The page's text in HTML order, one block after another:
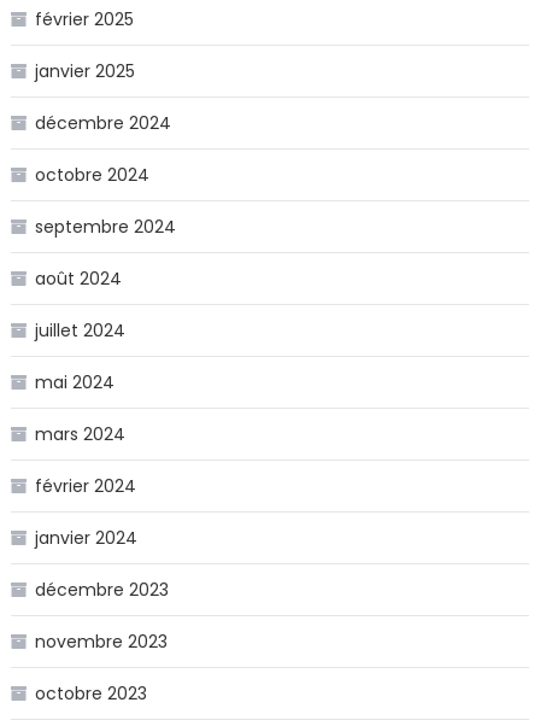
février 2025
janvier 2025
décembre 2024
octobre 2024
septembre 2024
août 2024
juillet 2024
mai 2024
mars 2024
février 2024
janvier 2024
décembre 2023
novembre 2023
octobre 2023